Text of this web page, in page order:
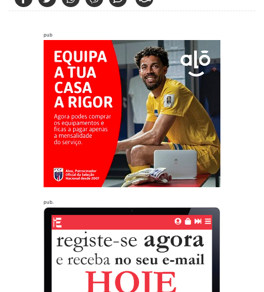
pub
pub.